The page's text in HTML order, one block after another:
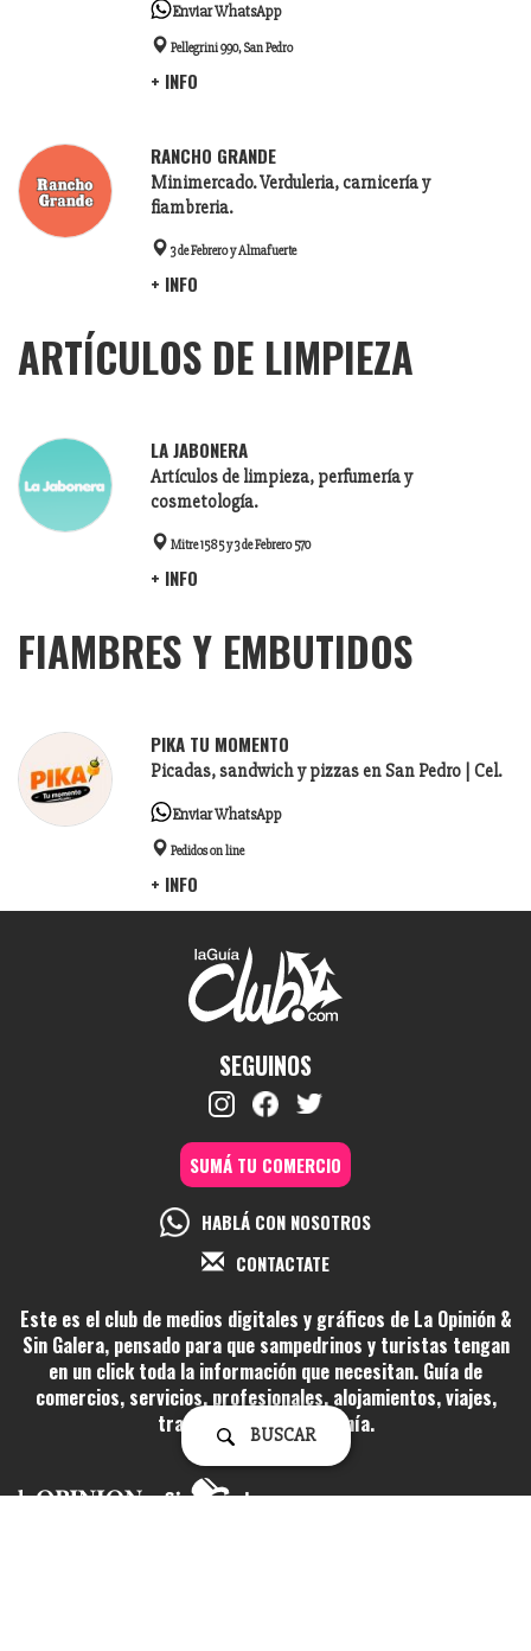
Enviar WhatsApp
Pellegrini 990, San Pedro
+ INFO
RANCHO GRANDE
Minimercado. Verduleria, carnicería y
fiambreria.
3 de Febrero y Almafuerte
+ INFO
ARTÍCULOS DE LIMPIEZA
LA JABONERA
Artículos de limpieza, perfumería y
cosmetología.
Mitre 1585 y 3 de Febrero 570
+ INFO
FIAMBRES Y EMBUTIDOS
PIKA TU MOMENTO
Picadas, sandwich y pizzas en San Pedro | Cel.
Enviar WhatsApp
Pedidos on line
+ INFO
SEGUINOS
SUMÁ TU COMERCIO
HABLÁ CON NOSOTROS
CONTACTATE
Este es el club de medios digitales y gráficos de La Opinión &
Sin Galera, pensado para que sampedrinos y turistas tengan
en un click toda la información que necesitan. Guía de
comercios, servicios, profesionales, alojamientos, viajes,
transporte y gastronomía.
BUSCAR